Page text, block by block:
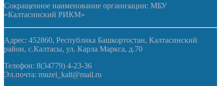
Сокращенное наименование организации: МБУ
«Калтасинский РИКМ»
Адрес: 452860, Республика Башкортостан, Калтасинский
район, с.Калтасы, ул. Карла Маркса, д.70
Телефон: 8(34779) 4-23-36
Эл.почта: muzei_kalt@mail.ru